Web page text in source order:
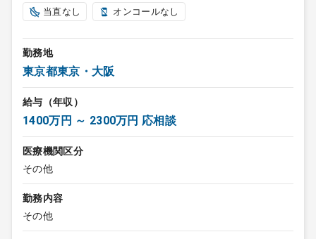
当直なし オンコールなし
勤務地
東京都東京・大阪
給与（年収）
1400万円 ～ 2300万円 応相談
医療機関区分
その他
勤務内容
その他